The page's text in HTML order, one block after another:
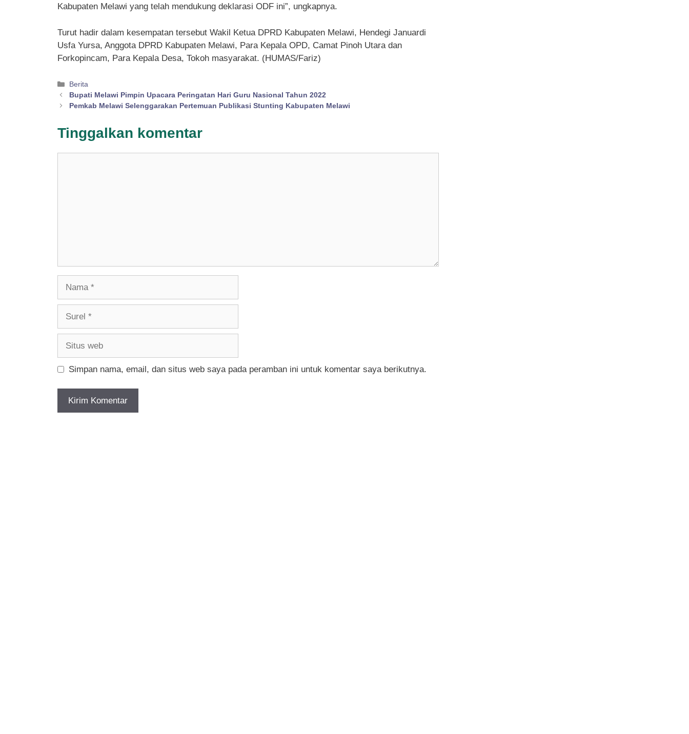
Kabupaten Melawi yang telah mendukung deklarasi ODF ini”, ungkapnya.
Turut hadir dalam kesempatan tersebut Wakil Ketua DPRD Kabupaten Melawi, Hendegi Januardi
Usfa Yursa, Anggota DPRD Kabupaten Melawi, Para Kepala OPD, Camat Pinoh Utara dan
Forkopincam, Para Kepala Desa, Tokoh masyarakat. (HUMAS/Fariz)
Kategori
Berita
Bupati Melawi Pimpin Upacara Peringatan Hari Guru Nasional Tahun 2022
Pemkab Melawi Selenggarakan Pertemuan Publikasi Stunting Kabupaten Melawi
Tinggalkan komentar
Simpan nama, email, dan situs web saya pada peramban ini untuk komentar saya berikutnya.